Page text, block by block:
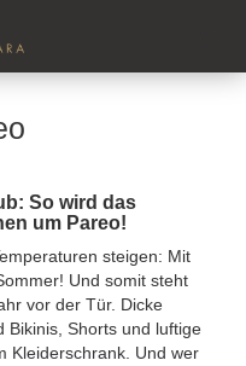
So wird das
um Pareo!
steigen: Mit
Und somit steht
vor der Tür. Dicke
Bikinis, Shorts und luftige
Kleiderschrank. Und wer